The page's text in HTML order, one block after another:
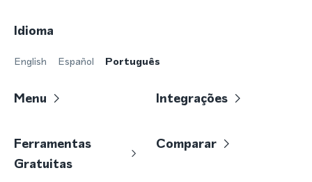
Idioma
English Español Português
Menu Integrações
Ferramentas
Gratuitas
Comparar